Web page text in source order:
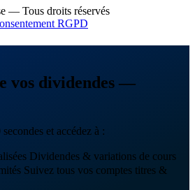
— Tous droits réservés
RGPD
vos dividendes —
et accédez à :
Dividendes & variations de cours
Suivez tous vos comptes titres &